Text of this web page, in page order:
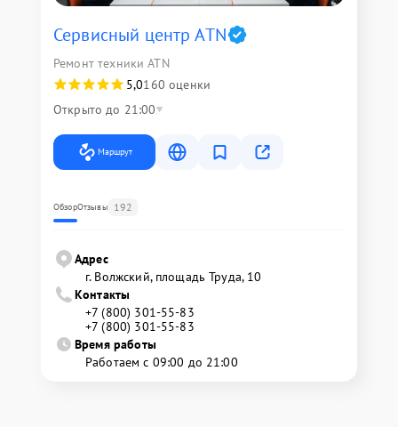
Сервисный центр ATN
Ремонт техники ATN
5,0160 оценки
Открыто до 21:00
Маршрут
ОбзорОтзывы 192
Адрес
г. Волжский, площадь Труда, 10
Контакты
+7 (800) 301-55-83
+7 (800) 301-55-83
Время работы
Работаем с 09:00 до 21:00